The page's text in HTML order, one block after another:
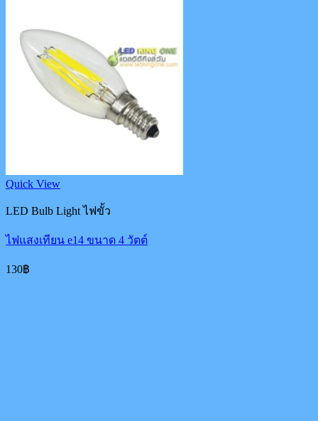
Quick View
LED Bulb Light ไฟขั้ว
ไฟแสงเทียน e14 ขนาด 4 วัตต์
130฿